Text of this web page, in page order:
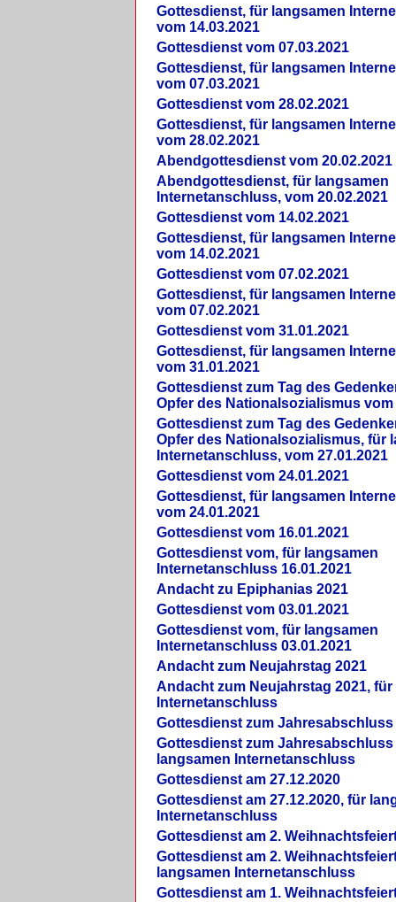
Gottesdienst, für langsamen
vom 14.03.2021
Gottesdienst vom 07.03.2021
Gottesdienst, für langsamen
vom 07.03.2021
Gottesdienst vom 28.02.2021
Gottesdienst, für langsamen
vom 28.02.2021
Abendgottesdienst vom 20.02.2021
Abendgottesdienst, für langsamen
Internetanschluss, vom 20.02.2021
Gottesdienst vom 14.02.2021
Gottesdienst, für langsamen
vom 14.02.2021
Gottesdienst vom 07.02.2021
Gottesdienst, für langsamen
vom 07.02.2021
Gottesdienst vom 31.01.2021
Gottesdienst, für langsamen
vom 31.01.2021
Gottesdienst zum Tag des
Opfer des Nationalsozialismus vom
Gottesdienst zum Tag des
Opfer des Nationalsozialismus, für
Internetanschluss, vom 27.01.2021
Gottesdienst vom 24.01.2021
Gottesdienst, für langsamen
vom 24.01.2021
Gottesdienst vom 16.01.2021
Gottesdienst vom, für langsamen
Internetanschluss 16.01.2021
Andacht zu Epiphanias 2021
Gottesdienst vom 03.01.2021
Gottesdienst vom, für langsamen
Internetanschluss 03.01.2021
Andacht zum Neujahrstag 2021
Andacht zum Neujahrstag 2021,
Internetanschluss
Gottesdienst zum Jahresabschluss
Gottesdienst zum Jahresabschluss
langsamen Internetanschluss
Gottesdienst am 27.12.2020
Gottesdienst am 27.12.2020, für
Internetanschluss
Gottesdienst am 2.
Gottesdienst am 2.
langsamen Internetanschluss
Gottesdienst am 1.